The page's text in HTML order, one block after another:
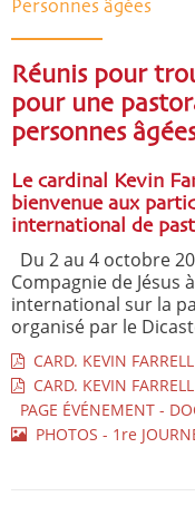
Personnes âgées
Réunis pour
pour une
personnes
Le cardinal Kevin
bienvenue aux
international de
Du 2 au 4 octobre
Compagnie de Jésus
international sur la
organisé par le
CARD. KEVIN
CARD. KEVIN
PAGE ÉVÉNEMENT -
PHOTOS - 1re